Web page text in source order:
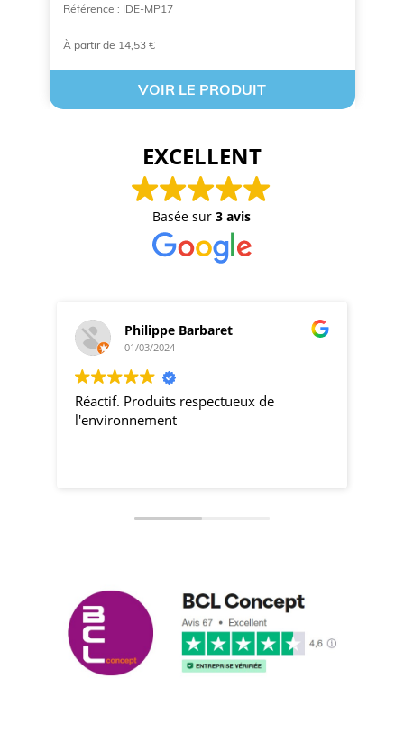
Référence : IDE-MP17
À partir de 14,53 €
VOIR LE PRODUIT
EXCELLENT
Basée sur3 avis
Philippe Barbaret
01/03/2024
Réactif. Produits respectueux de
l'environnement